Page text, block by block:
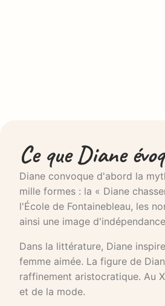
Ce que Diane
Diane convoque d'abord la
mille formes : la « Diane
l'École de Fontainebleau, les
ainsi une image
Dans la littérature, Diane
femme aimée. La figure de
raffinement aristocratique. Au
et de la mode.